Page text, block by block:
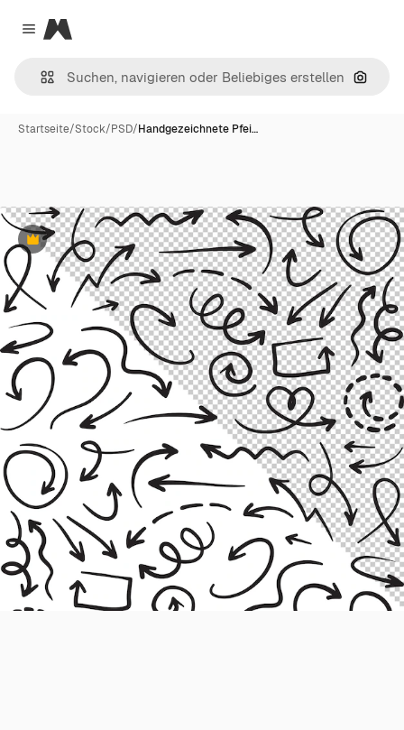
Close menu
Magnific
Nach
Startseite/Stock/PSD/Handgezeichnete Pfei…
Premium